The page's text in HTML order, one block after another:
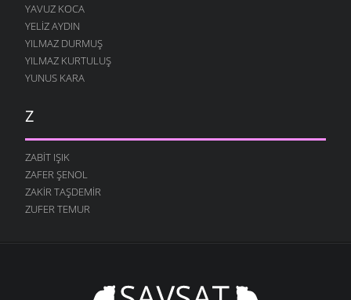
YAVUZ KOCA
YELIZ AYDIN
YILMAZ DURMUŞ
YILMAZ KURTULUŞ
YUNUS KARA
Z
ZABIT IŞIK
ZAFER ŞENOL
ZAKIR TAŞDEMIR
ZUFER TEMUR